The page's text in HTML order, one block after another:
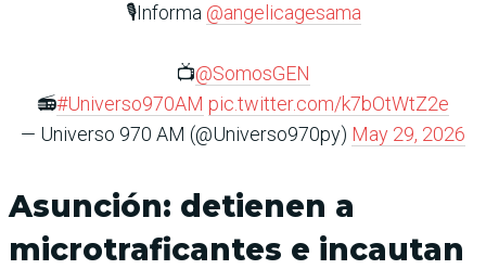
🎙️Informa @angelicagesama
📺@SomosGEN
📻#Universo970AM pic.twitter.com/k7bOtWtZ2e
— Universo 970 AM (@Universo970py) May 29, 2026
Asunción: detienen a
microtraficantes e incautan